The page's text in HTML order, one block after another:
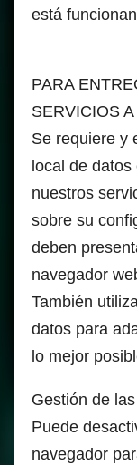
está
PARA
SERVICIOS
Se requiere y
local de
nuestros
sobre su
deben
navegador
También
datos para
lo mejor
Gestión de
Puede
navegador